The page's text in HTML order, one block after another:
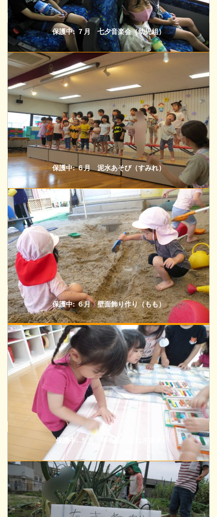
保護中: ７月 七夕音楽会（幼児組）
保護中: ６月 泥水あそび（すみれ）
保護中: ６月 壁面飾り作り（もも）
保護中: ５月 年長組 玉ねぎ抜き